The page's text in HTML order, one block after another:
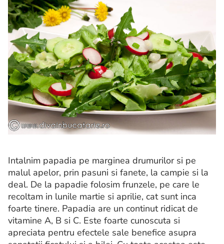
Intalnim papadia pe marginea drumurilor si pe
malul apelor, prin pasuni si fanete, la campie si la
deal. De la papadie folosim frunzele, pe care le
recoltam in lunile martie si aprilie, cat sunt inca
foarte tinere. Papadia are un continut ridicat de
vitamine A, B si C. Este foarte cunoscuta si
apreciata pentru efectele sale benefice asupra